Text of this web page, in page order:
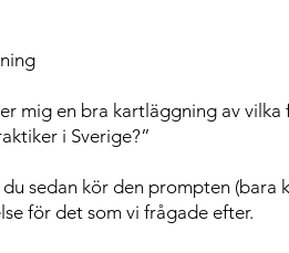
mig en bra kartläggning av
i Sverige?”
sedan kör den prompten (bara
för det som vi frågade efter.